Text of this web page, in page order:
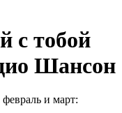
с тобой
Шансон
и март: